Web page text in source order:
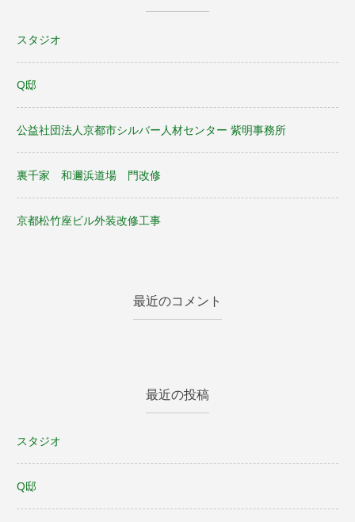
スタジオ
Q邸
公益社団法人京都市シルバー人材センター 紫明事務所
裏千家 和邇浜道場 門改修
京都松竹座ビル外装改修工事
最近のコメント
最近の投稿
スタジオ
Q邸